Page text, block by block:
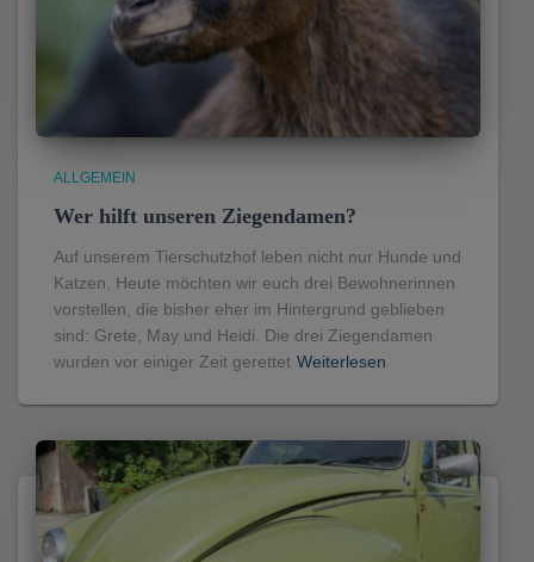
ALLGEMEIN
Wer hilft unseren Ziegendamen?
Auf unserem Tierschutzhof leben nicht nur Hunde und
Katzen. Heute möchten wir euch drei Bewohnerinnen
vorstellen, die bisher eher im Hintergrund geblieben
sind: Grete, May und Heidi. Die drei Ziegendamen
wurden vor einiger Zeit gerettet Weiterlesen